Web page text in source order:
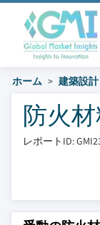
ホーム 建築設計
防火
レポートID: